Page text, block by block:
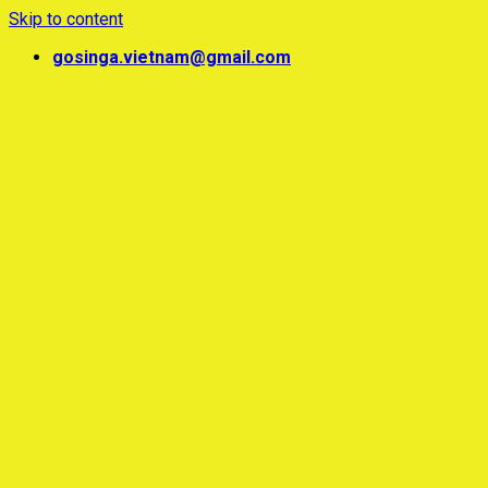
Skip to content
gosinga.vietnam@gmail.com